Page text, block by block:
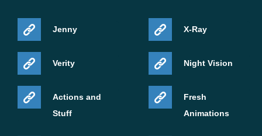
Jenny
Verity
Actions and
Stuff
X-Ray
Night Vision
Fresh
Animations